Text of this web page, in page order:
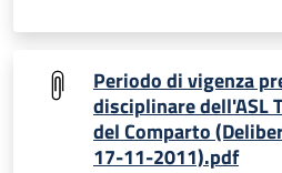
Periodo di vigenza
disciplinare dell'ASL
del Comparto
17-11-2011).pdf